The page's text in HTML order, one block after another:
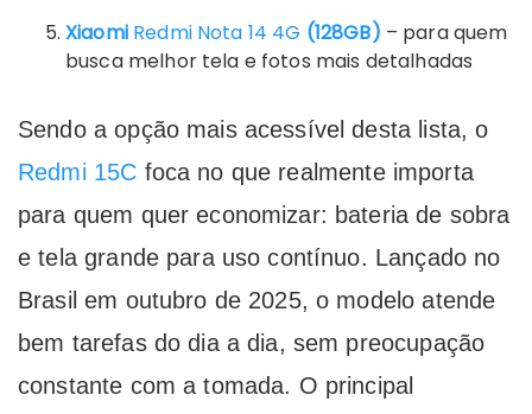
Xiaomi Redmi Nota 14 4G (128GB) – para quem
busca melhor tela e fotos mais detalhadas
Sendo a opção mais acessível desta lista, o
Redmi 15C foca no que realmente importa
para quem quer economizar: bateria de sobra
e tela grande para uso contínuo. Lançado no
Brasil em outubro de 2025, o modelo atende
bem tarefas do dia a dia, sem preocupação
constante com a tomada. O principal